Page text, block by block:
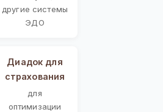
другие системы
ЭДО
Диадок для
страхования
для
оптимизации